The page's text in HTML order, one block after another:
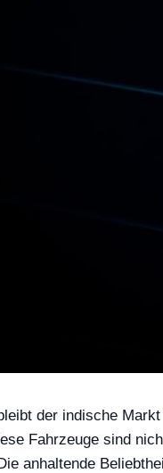
der indische
Fahrzeuge sind
anhaltende